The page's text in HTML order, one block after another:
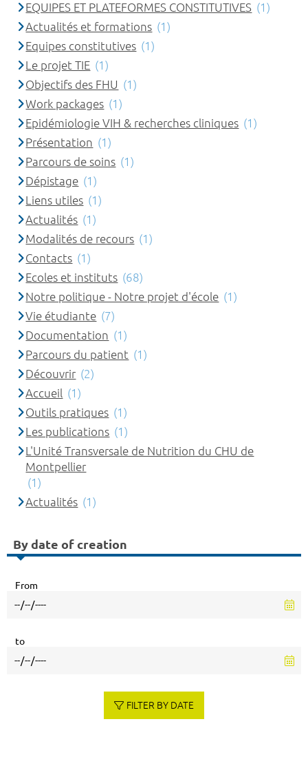
EQUIPES ET PLATEFORMES CONSTITUTIVES (1)
Actualités et formations (1)
Equipes constitutives (1)
Le projet TIE (1)
Objectifs des FHU (1)
Work packages (1)
Epidémiologie VIH & recherches cliniques (1)
Présentation (1)
Parcours de soins (1)
Dépistage (1)
Liens utiles (1)
Actualités (1)
Modalités de recours (1)
Contacts (1)
Ecoles et instituts (68)
Notre politique - Notre projet d'école (1)
Vie étudiante (7)
Documentation (1)
Parcours du patient (1)
Découvrir (2)
Accueil (1)
Outils pratiques (1)
Les publications (1)
L'Unité Transversale de Nutrition du CHU de
Montpellier
(1)
Actualités (1)
By date of creation
From
to
FILTER BY DATE